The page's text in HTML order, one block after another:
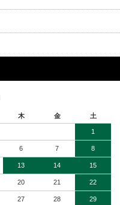
木 金 土
1
6 7 8
13 14 15
20 21 22
27 28 29